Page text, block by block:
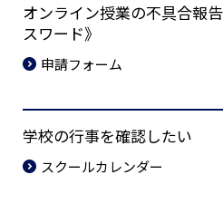
オンライン授業の不具合報
スワード》
申請フォーム
学校の行事を確認したい
スクールカレンダー